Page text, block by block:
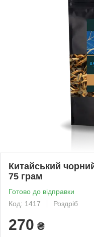
Китайський
75 грам
Готово до відправки
Код: 1417
Роздріб
270 ₴